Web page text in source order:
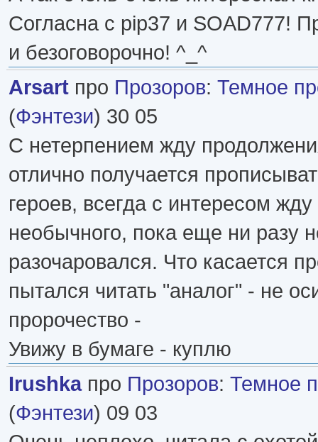
Согласна с pip37 и SOAD777!
и безоговорочно! ^_^
Arsart про Прозоров: Темное
(Фэнтези) 30 05
С нетерпением жду
отлично получается
героев, всегда с интересом жду
необычного, пока еще ни разу
разочаровался. Что касается
пытался читать "аналог" - не
пророчество -
Увижу в бумаге - куплю
Irushkaпро Прозоров: Темное
(Фэнтези) 09 03